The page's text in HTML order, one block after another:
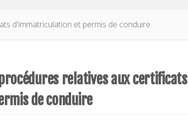
d'immatriculation et permis de conduire
relatives aux certificats
de conduire